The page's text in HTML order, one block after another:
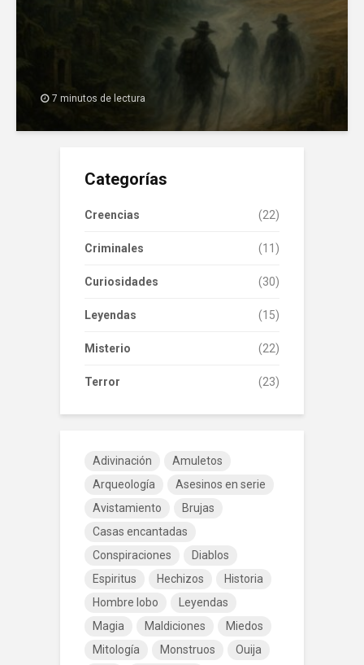
7 minutos de lectura
Categorías
Creencias (22)
Criminales (11)
Curiosidades (30)
Leyendas (15)
Misterio (22)
Terror (23)
Adivinación
Amuletos
Arqueología
Asesinos en serie
Avistamiento
Brujas
Casas encantadas
Conspiraciones
Diablos
Espiritus
Hechizos
Historia
Hombre lobo
Leyendas
Magia
Maldiciones
Miedos
Mitología
Monstruos
Ouija